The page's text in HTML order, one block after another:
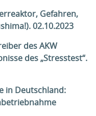
Gefahren,
02.10.2023
des AKW
des „Stresstest“.
in Deutschland: